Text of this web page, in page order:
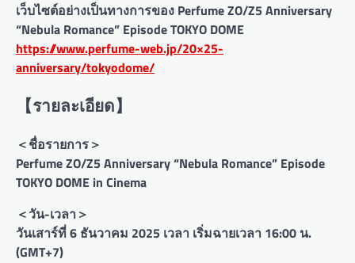
เว็บไซต์อย่างเป็นทางการของ Perfume ZO/Z5 Anniversary
“Nebula Romance” Episode TOKYO DOME
https://www.perfume-web.jp/20×25-
anniversary/tokyodome/
【รายละเอียด】
＜ชื่อรายการ＞
Perfume ZO/Z5 Anniversary “Nebula Romance” Episode
TOKYO DOME in Cinema
＜วัน-เวลา＞
วันเสาร์ที่ 6 ธันวาคม 2025 เวลา เริ่มฉายเวลา 16:00 น.
(GMT+7)